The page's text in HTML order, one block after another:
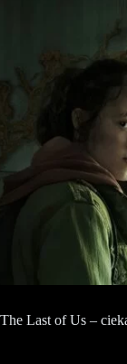
The Last of Us –